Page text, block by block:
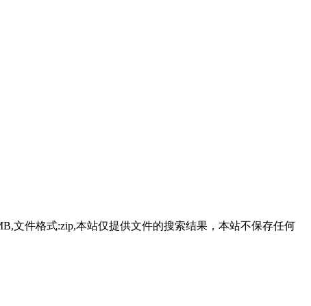
文件格式:zip,本站仅提供文件的搜索结果，本站不保存任何